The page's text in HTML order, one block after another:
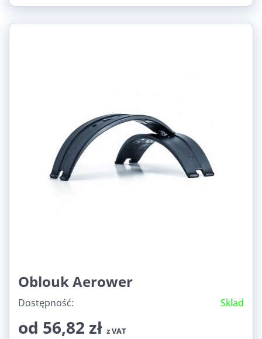
Oblouk Aerower
Dostępność: Sklad
od 56,82 zł z VAT